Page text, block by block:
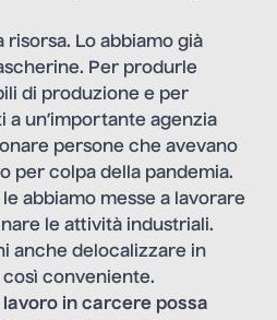
risorsa. Lo abbiamo già
Per produrle
di produzione e per
un’importante agenzia
persone che avevano
per colpa della pandemia.
abbiamo messe a lavorare
le attività industriali.
anche delocalizzare in
conveniente.
lavoro in carcere possa